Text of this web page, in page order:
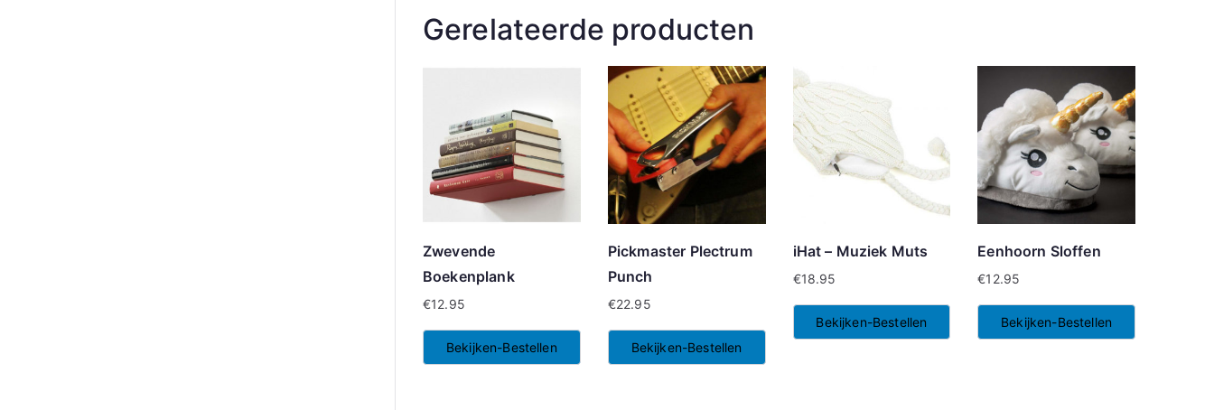
Gerelateerde producten
Zwevende
Boekenplank
€12.95
Bekijken-Bestellen
Pickmaster Plectrum
Punch
€22.95
Bekijken-Bestellen
iHat – Muziek Muts
€18.95
Bekijken-Bestellen
Eenhoorn Sloffen
€12.95
Bekijken-Bestellen